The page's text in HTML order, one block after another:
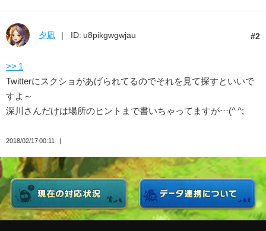
2
夕凪 ID: u8pikgwgwjau
>> 1
Twitterにスクショがあげられてるのでそれを見て探すといいで
すよ～
深川さんだけは場所のヒントまで書いちゃってますが…(^ ^;
2018/02/17 00:11